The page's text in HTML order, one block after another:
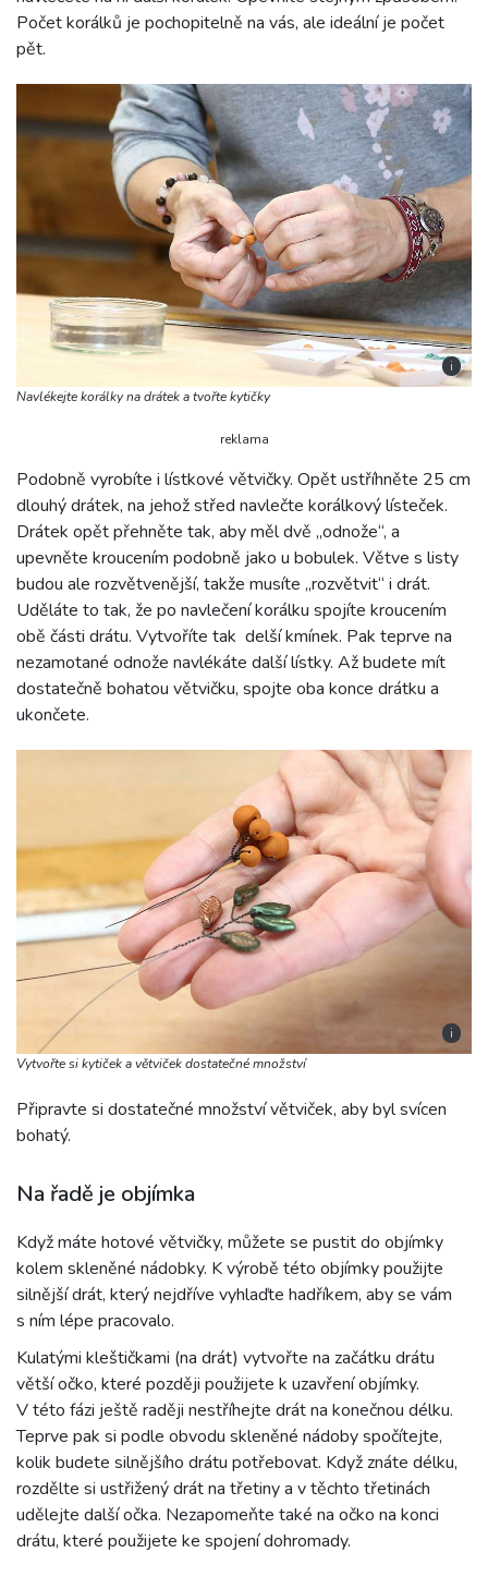
Počet korálků je pochopitelně na vás, ale ideální je počet
pět.
i
Navlékejte korálky na drátek a tvořte kytičky
reklama
Podobně vyrobíte i lístkové větvičky. Opět ustříhněte 25 cm
dlouhý drátek, na jehož střed navlečte korálkový lísteček.
Drátek opět přehněte tak, aby měl dvě „odnože“, a
upevněte kroucením podobně jako u bobulek. Větve s listy
budou ale rozvětvenější, takže musíte „rozvětvit“ i drát.
Uděláte to tak, že po navlečení korálku spojíte kroucením
obě části drátu. Vytvoříte tak delší kmínek. Pak teprve na
nezamotané odnože navlékáte další lístky. Až budete mít
dostatečně bohatou větvičku, spojte oba konce drátku a
ukončete.
i
Vytvořte si kytiček a větviček dostatečné množství
Připravte si dostatečné množství větviček, aby byl svícen
bohatý.
Na řadě je objímka
Když máte hotové větvičky, můžete se pustit do objímky
kolem skleněné nádobky. K výrobě této objímky použijte
silnější drát, který nejdříve vyhlaďte hadříkem, aby se vám
s ním lépe pracovalo.
Kulatými kleštičkami (na drát) vytvořte na začátku drátu
větší očko, které později použijete k uzavření objímky.
V této fázi ještě raději nestříhejte drát na konečnou délku.
Teprve pak si podle obvodu skleněné nádoby spočítejte,
kolik budete silnějšího drátu potřebovat. Když znáte délku,
rozdělte si ustřižený drát na třetiny a v těchto třetinách
udělejte další očka. Nezapomeňte také na očko na konci
drátu, které použijete ke spojení dohromady.